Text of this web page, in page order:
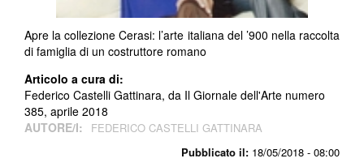
Pubblicato il: 18/05/2018 - 08:00
Apre la collezione Cerasi: l’arte italiana del ’900 nella raccolta
di famiglia di un costruttore romano
Articolo a cura di:
Federico Castelli Gattinara, da Il Giornale dell'Arte numero
385, aprile 2018
AUTORE/I:
FEDERICO CASTELLI GATTINARA